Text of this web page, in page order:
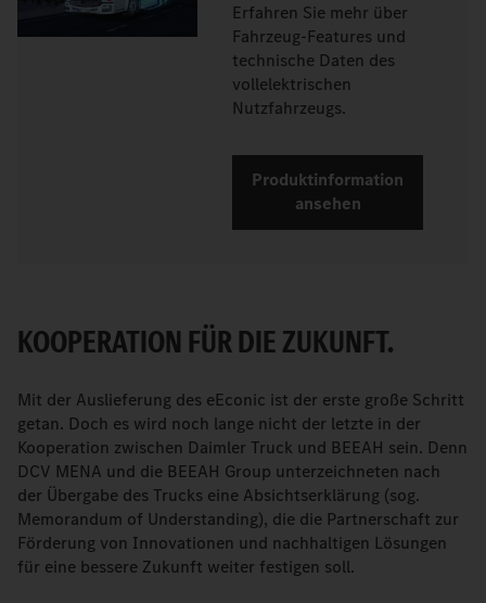
Erfahren Sie mehr über
Fahrzeug-Features und
technische Daten des
vollelektrischen
Nutzfahrzeugs.
Produktinformation
ansehen
KOOPERATION FÜR DIE ZUKUNFT.
Mit der Auslieferung des eEconic ist der erste große Schritt
getan. Doch es wird noch lange nicht der letzte in der
Kooperation zwischen Daimler Truck und BEEAH sein. Denn
DCV MENA und die BEEAH Group unterzeichneten nach
der Übergabe des Trucks eine Absichtserklärung (sog.
Memorandum of Understanding), die die Partnerschaft zur
Förderung von Innovationen und nachhaltigen Lösungen
für eine bessere Zukunft weiter festigen soll.